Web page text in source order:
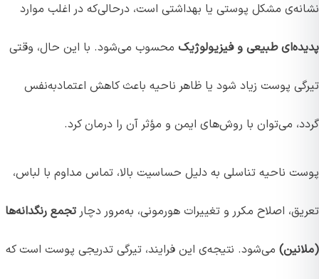
نشانه‌ی مشکل پوستی یا بهداشتی است، درحالی‌که در اغلب موارد
پدیده‌ای طبیعی و فیزیولوژیک محسوب می‌شود. با این حال، وقتی
تیرگی پوست زیاد شود یا ظاهر ناحیه باعث کاهش اعتمادبه‌نفس
گردد، می‌توان با روش‌های ایمن و مؤثر آن را درمان کرد.
پوست ناحیه تناسلی به دلیل حساسیت بالا، تماس مداوم با لباس،
تعریق، اصلاح مکرر و تغییرات هورمونی، به‌مرور دچار تجمع رنگدانه‌ها
(ملانین) می‌شود. نتیجه‌ی این فرایند، تیرگی تدریجی پوست است که